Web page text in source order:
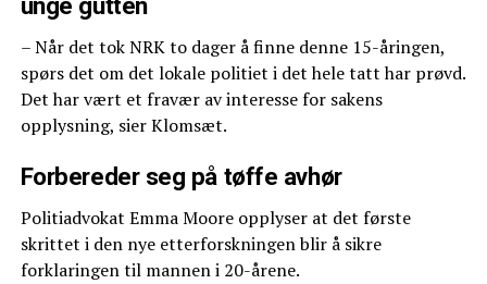
unge gutten
– Når det tok NRK to dager å finne denne 15-åringen,
spørs det om det lokale politiet i det hele tatt har prøvd.
Det har vært et fravær av interesse for sakens
opplysning, sier Klomsæt.
Forbereder seg på tøffe avhør
Politiadvokat Emma Moore opplyser at det første
skrittet i den nye etterforskningen blir å sikre
forklaringen til mannen i 20-årene.